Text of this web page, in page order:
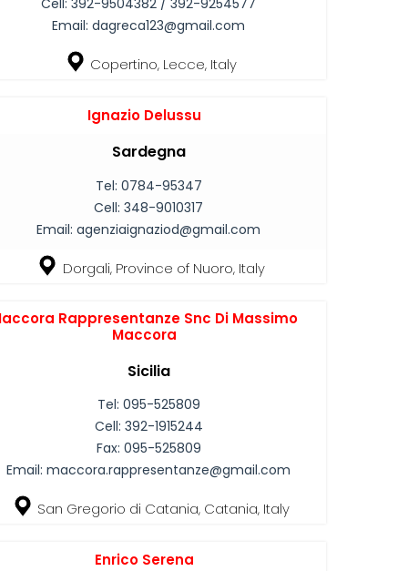
Cell:392-9504382 / 392-9254577
Email:dagreca123@gmail.com
Copertino, Lecce, Italy
Ignazio Delussu
Sardegna
Tel: 0784-95347
Cell:348-9010317
Email:agenziaignaziod@gmail.com
Dorgali, Province of Nuoro, Italy
Rappresentanze Snc Di Massimo
Maccora
Sicilia
Tel: 095-525809
Cell: 392-1915244
Fax: 095-525809
Email:maccora.rappresentanze@gmail.com
San Gregorio di Catania, Catania, Italy
Enrico Serena